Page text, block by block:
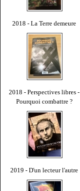
2018 - La Terre demeure
2018 - Perspectives libres -
Pourquoi combattre ?
2019 - D'un lecteur l'autre